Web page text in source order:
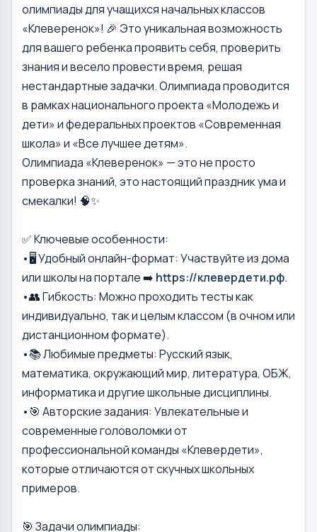
олимпиады для учащихся начальных классов
«Клеверенок»! 🎉 Это уникальная возможность
для вашего ребенка проявить себя, проверить
знания и весело провести время, решая
нестандартные задачки. Олимпиада проводится
в рамках национального проекта «Молодежь и
дети» и федеральных проектов «Современная
школа» и «Все лучшее детям».
Олимпиада «Клеверенок» — это не просто
проверка знаний, это настоящий праздник ума и
смекалки! 🧠✨
✅ Ключевые особенности:
•🖥 Удобный онлайн-формат: Участвуйте из дома
или школы на портале ➡️ https://клевердети.рф.
•👥 Гибкость: Можно проходить тесты как
индивидуально, так и целым классом (в очном или
дистанционном формате).
•📚 Любимые предметы: Русский язык,
математика, окружающий мир, литература, ОБЖ,
информатика и другие школьные дисциплины.
•🎯 Авторские задания: Увлекательные и
современные головоломки от
профессиональной команды «Клевердети»,
которые отличаются от скучных школьных
примеров.
🎯 Задачи олимпиады: